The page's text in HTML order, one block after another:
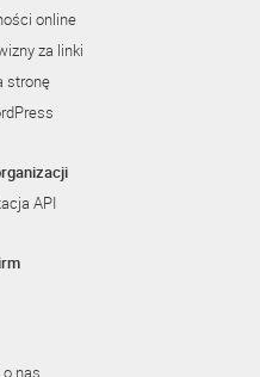
online
za linki
stronę
API
nas